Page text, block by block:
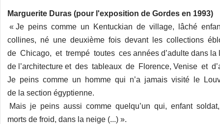
Marguerite Duras (pour l'exposition de Gordes en 1993)
« Je peins comme un Kentuckian de village, lâché
collines, né une deuxième fois devant les collections
de Chicago, et trempé toutes ces années d’adulte dans la
de l’architecture et des tableaux de Florence, Venise et
Je peins comme un homme qui n’a jamais visité le
de la section égyptienne.
Mais je peins aussi comme quelqu’un qui, enfant
morts de froid, dans la neige (...) ».